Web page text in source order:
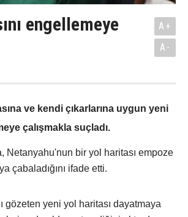
engellemeye
A+
A-
ve kendi çıkarlarına uygun yeni
çalışmakla suçladı.
Netanyahu'nun bir yol haritası empoze
çabaladığını ifade etti.
gözeten yeni yol haritası dayatmaya